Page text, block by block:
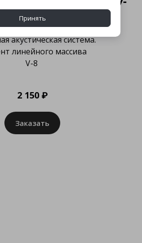
8
акустическая система.
линейного массива
V-8
2 150 ₽
Заказать
Принять